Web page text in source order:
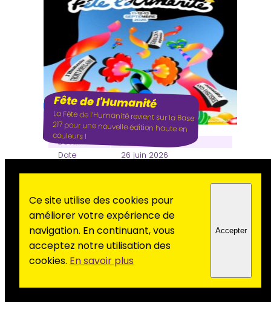
Fête de l'Humanité
La Fête de l’Humanité revient sur la Base
217 pour une nouvelle édition haute en
couleurs !
Détails
Date
26 juin 2026
Adresse
Rue de la Mare aux
Joncs 91220 Le Plessis-
Pâté
Commune
Le Plessis-Pâté (91)
Tarif
0,00
Sur
inscription
Non
Ce site utilise des cookies pour
améliorer votre expérience de
navigation. En continuant, vous
acceptez notre utilisation des
cookies. En savoir plus
Accepter